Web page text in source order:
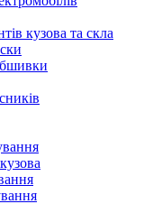
кузова та скла